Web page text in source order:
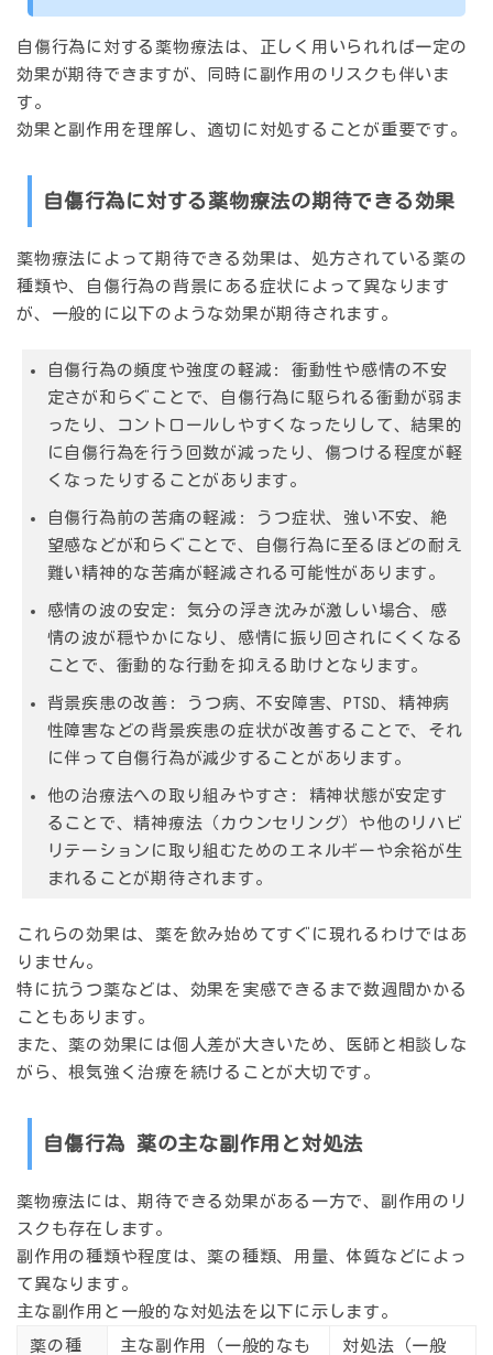
自傷行為に対する薬物療法は、正しく用いられれば一定の
効果が期待できますが、同時に副作用のリスクも伴いま
す。
効果と副作用を理解し、適切に対処することが重要です。
自傷行為に対する薬物療法の期待できる効果
薬物療法によって期待できる効果は、処方されている薬の
種類や、自傷行為の背景にある症状によって異なります
が、一般的に以下のような効果が期待されます。
自傷行為の頻度や強度の軽減:
衝動性や感情の不安
定さが和らぐことで、自傷行為に駆られる衝動が弱ま
ったり、コントロールしやすくなったりして、結果的
に自傷行為を行う回数が減ったり、傷つける程度が軽
くなったりすることがあります。
自傷行為前の苦痛の軽減:
うつ症状、強い不安、絶
望感などが和らぐことで、自傷行為に至るほどの耐え
難い精神的な苦痛が軽減される可能性があります。
感情の波の安定:
気分の浮き沈みが激しい場合、感
情の波が穏やかになり、感情に振り回されにくくなる
ことで、衝動的な行動を抑える助けとなります。
背景疾患の改善:
うつ病、不安障害、PTSD、精神病
性障害などの背景疾患の症状が改善することで、それ
に伴って自傷行為が減少することがあります。
他の治療法への取り組みやすさ:
精神状態が安定す
ることで、精神療法（カウンセリング）や他のリハビ
リテーションに取り組むためのエネルギーや余裕が生
まれることが期待されます。
これらの効果は、薬を飲み始めてすぐに現れるわけではあ
りません。
特に抗うつ薬などは、効果を実感できるまで数週間かかる
こともあります。
また、薬の効果には個人差が大きいため、医師と相談しな
がら、根気強く治療を続けることが大切です。
自傷行為 薬の主な副作用と対処法
薬物療法には、期待できる効果がある一方で、副作用のリ
スクも存在します。
副作用の種類や程度は、薬の種類、用量、体質などによっ
て異なります。
主な副作用と一般的な対処法を以下に示します。
薬の種
主な副作用（一般的なも
対処法（一般